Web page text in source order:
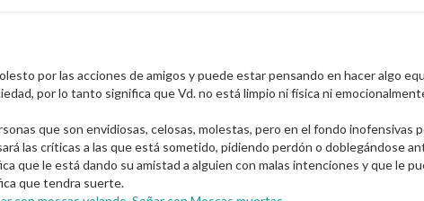
por las acciones de amigos y puede estar pensando en hacer algo
por lo tanto significa que Vd. no está limpio ni física ni
que son envidiosas, celosas, molestas, pero en el fondo inofensivas
las críticas a las que está sometido, pidiendo perdón o doblegándose
que le está dando su amistad a alguien con malas intenciones y que le
que tendra suerte.